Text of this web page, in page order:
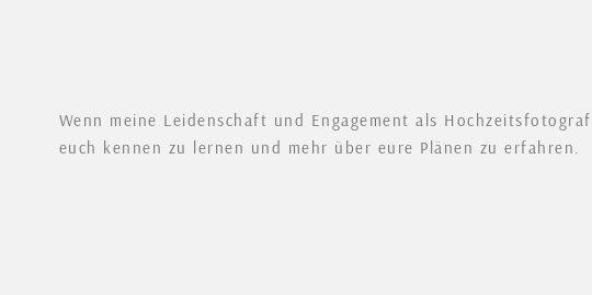
Wenn meine Leidenschaft und Engagement als
euch kennen zu lernen und mehr über eure Plänen zu erfahren.